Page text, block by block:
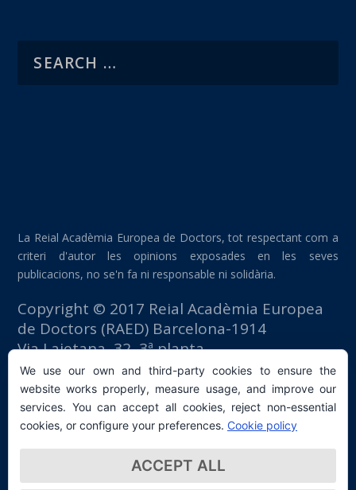
La Reial Acadèmia Europea de Doctors, tot respectant com a
criteri d'autor les opinions exposades en les seves
publicacions, no se'n fa ni responsable ni solidària.
Copyright © 2017 Reial Acadèmia Europea
de Doctors (RAED) Barcelona-1914
Via Laietana, 32, 3ª planta
Edifici Foment del Treball
08003 Barcelona (España)
tlf: +34 93 667 40 54
secretaria@raed.academy
Contacte i subscripció a la Newsletter
Política de privacitat
We use our own and third-party cookies to ensure the
website works properly, measure usage, and improve our
services. You can accept all cookies, reject non-essential
cookies, or configure your preferences. Cookie policy
ACCEPT ALL